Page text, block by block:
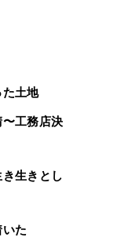
た土地
工務店決
生きとし
た